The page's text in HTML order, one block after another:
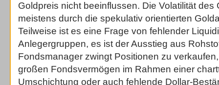
Goldpreis nicht beeinflussen. Die Volatilität des
meistens durch die spekulativ orientierten
Teilweise ist es eine Frage von fehlender
Anlegergruppen, es ist der Ausstieg aus
Fondsmanager zwingt Positionen zu
großen Fondsvermögen im Rahmen einer
Umschichtung oder auch fehlende Dollar-